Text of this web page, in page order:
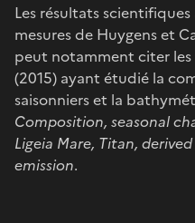
Les résultats
mesures de Huygens et
peut notamment citer les
(2015) ayant étudié la
saisonniers et la
Composition, seasonal
Ligeia Mare, Titan,
emission.